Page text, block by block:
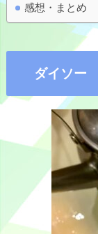
感想・まとめ
ダイソー